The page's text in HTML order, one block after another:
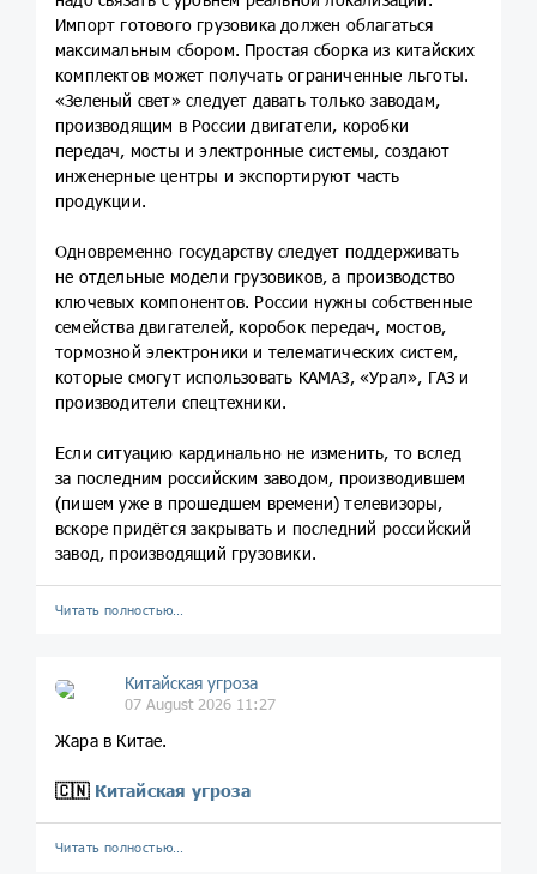
Импорт готового грузовика должен облагаться
максимальным сбором. Простая сборка из китайских
комплектов может получать ограниченные льготы.
«Зеленый свет» следует давать только заводам,
производящим в России двигатели, коробки
передач, мосты и электронные системы, создают
инженерные центры и экспортируют часть
продукции.
Одновременно государству следует поддерживать
не отдельные модели грузовиков, а производство
ключевых компонентов. России нужны собственные
семейства двигателей, коробок передач, мостов,
тормозной электроники и телематических систем,
которые смогут использовать КАМАЗ, «Урал», ГАЗ и
производители спецтехники.
Если ситуацию кардинально не изменить, то вслед
за последним российским заводом, производившем
(пишем уже в прошедшем времени) телевизоры,
вскоре придётся закрывать и последний российский
завод, производящий грузовики.
Читать полностью…
Китайская угроза
07 August 2026 11:27
Жара в Китае.
🇨🇳 Китайская угроза
Читать полностью…